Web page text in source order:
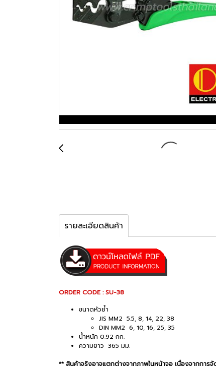
รายละเอียดสินค้า
ORDER CODE : SU-38
ขนาดหัวย้ำ
JIS MM2 5.5, 8, 14, 22, 38
DIN MM2 6, 10, 16, 25, 35
น้ำหนัก 0.92 กก.
ความยาว 365 มม.
** สินค้าจริงอาจแตกต่างจากภาพในหน้าจอ เนื่องจากกา